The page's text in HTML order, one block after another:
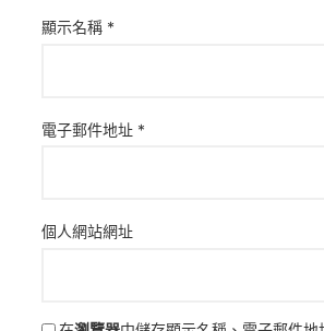
顯示名稱 *
電子郵件地址 *
個人網站網址